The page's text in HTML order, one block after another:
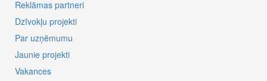
Reklāmas partneri
Dzīvokļu projekti
Par uzņēmumu
Jaunie projekti
Vakances